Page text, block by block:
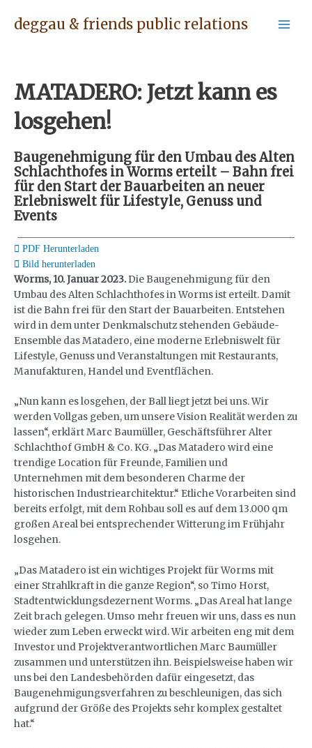
deggau & friends public relations
MATADERO: Jetzt kann es
losgehen!
Baugenehmigung für den Umbau des Alten
Schlachthofes in Worms erteilt – Bahn frei
für den Start der Bauarbeiten an neuer
Erlebniswelt für Lifestyle, Genuss und
Events
PDF Herunterladen
Bild herunterladen
Worms, 10. Januar 2023. Die Baugenehmigung für den
Umbau des Alten Schlachthofes in Worms ist erteilt. Damit
ist die Bahn frei für den Start der Bauarbeiten. Entstehen
wird in dem unter Denkmalschutz stehenden Gebäude-
Ensemble das Matadero, eine moderne Erlebniswelt für
Lifestyle, Genuss und Veranstaltungen mit Restaurants,
Manufakturen, Handel und Eventflächen.
„Nun kann es losgehen, der Ball liegt jetzt bei uns. Wir
werden Vollgas geben, um unsere Vision Realität werden zu
lassen“, erklärt Marc Baumüller, Geschäftsführer Alter
Schlachthof GmbH & Co. KG. „Das Matadero wird eine
trendige Location für Freunde, Familien und
Unternehmen mit dem besonderen Charme der
historischen Industriearchitektur.“ Etliche Vorarbeiten sind
bereits erfolgt, mit dem Rohbau soll es auf dem 13.000 qm
großen Areal bei entsprechender Witterung im Frühjahr
losgehen.
„Das Matadero ist ein wichtiges Projekt für Worms mit
einer Strahlkraft in die ganze Region“, so Timo Horst,
Stadtentwicklungsdezernent Worms. „Das Areal hat lange
Zeit brach gelegen. Umso mehr freuen wir uns, dass es nun
wieder zum Leben erweckt wird. Wir arbeiten eng mit dem
Investor und Projektverantwortlichen Marc Baumüller
zusammen und unterstützen ihn. Beispielsweise haben wir
uns bei den Landesbehörden dafür eingesetzt, das
Baugenehmigungsverfahren zu beschleunigen, das sich
aufgrund der Größe des Projekts sehr komplex gestaltet
hat.“
navigation